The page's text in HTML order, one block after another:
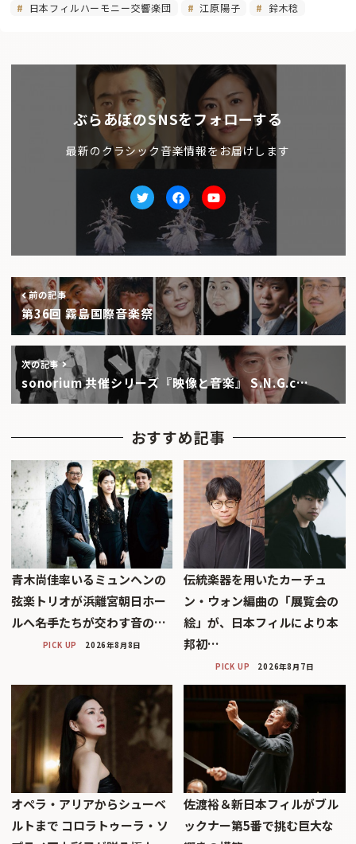
日本フィルハーモニー交響楽団
江原陽子 鈴木稔
ぶらあぼのSNSをフォローする
最新のクラシック音楽情報をお届けします
TwitterfacebookYoutube
前の記事
第36回 霧島国際音楽祭
次の記事
sonorium 共催シリーズ『映像と音楽』 S.N.G.c…
おすすめ記事
青木尚佳率いるミュンヘンの
弦楽トリオが浜離宮朝日ホー
ルへ――名手たちが交わす音の…
PICK UP 2026年8月8日
伝統楽器を用いたカーチュ
ン・ウォン編曲の「展覧会の
絵」が、日本フィルにより本
邦初…
PICK UP 2026年8月7日
オペラ・アリアからシューベ
ルトまで コロラトゥーラ・ソ
佐渡裕＆新日本フィルがブル
ックナー第5番で挑む巨大な